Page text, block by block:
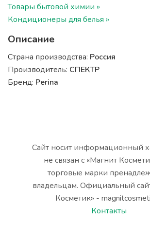
Товары бытовой химии »
Кондиционеры для белья »
Описание
Страна производства: Россия
Производитель: СПЕКТР
Бренд: Perina
Сайт носит информационный
не связан с «Магнит
торговые марки
владельцам. Официальный
Косметик» -
Контакты